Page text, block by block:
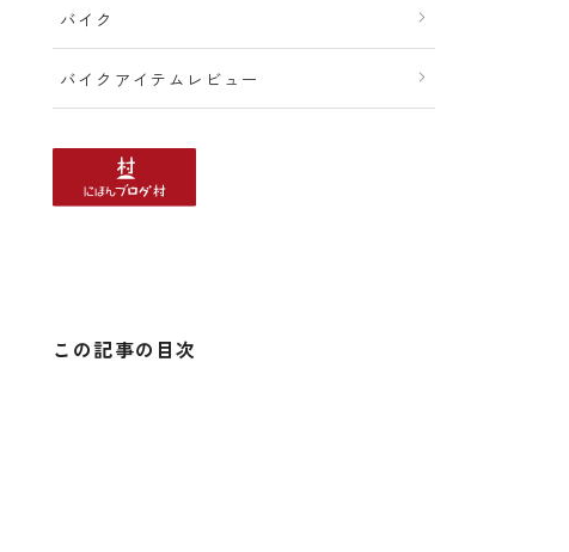
バイク
バイクアイテムレビュー
この記事の目次